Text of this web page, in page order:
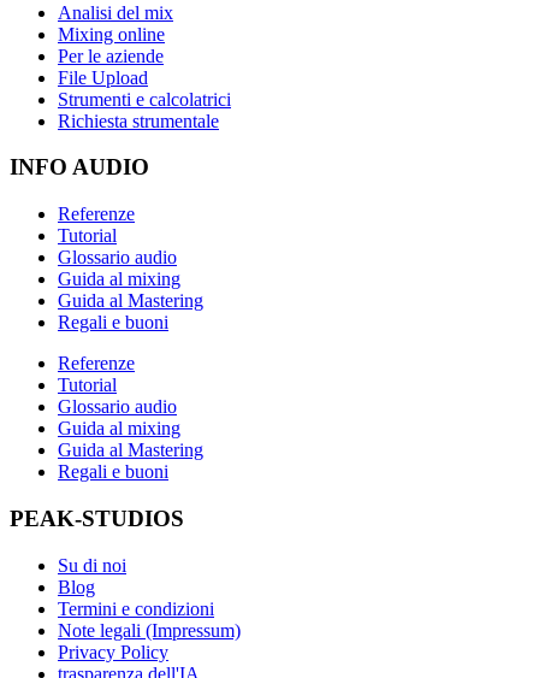
Analisi del mix
Mixing online
Per le aziende
File Upload
Strumenti e calcolatrici
Richiesta strumentale
INFO AUDIO
Referenze
Tutorial
Glossario audio
Guida al mixing
Guida al Mastering
Regali e buoni
Referenze
Tutorial
Glossario audio
Guida al mixing
Guida al Mastering
Regali e buoni
PEAK-STUDIOS
Su di noi
Blog
Termini e condizioni
Note legali (Impressum)
Privacy Policy
trasparenza dell'IA